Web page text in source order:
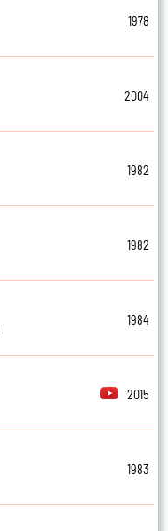
1978
2004
1982
1982
1984
2015
1983